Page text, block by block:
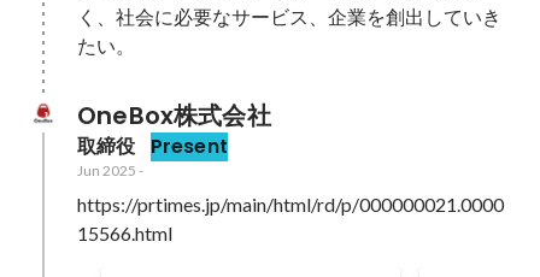
く、社会に必要なサービス、企業を創出していき
たい。
OneBox株式会社
取締役 Present
Jun 2025 -
https://prtimes.jp/main/html/rd/p/000000021.0000
15566.html